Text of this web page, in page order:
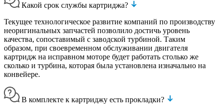
Какой срок службы картриджа?
Текущее технологическое развитие компаний по производству
неоригинальных запчастей позволило достичь уровень
качества, сопоставимый с заводской турбиной. Таким
образом, при своевременном обслуживании двигателя
картридж на исправном моторе будет работать столько же
сколько и турбина, которая была установлена изначально на
конвейере.
В комплекте к картриджу есть прокладки?